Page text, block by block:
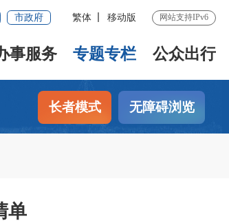
市政府 繁体 移动版 网站支持IPv6
事服务 专题专栏 公众出行
长者模式 无障碍浏览
单